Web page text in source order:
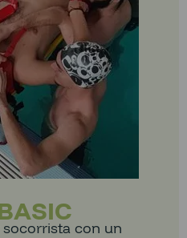
con un